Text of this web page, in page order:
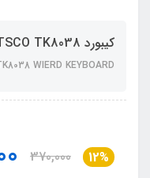
کیبورد TSCO TK8038
WIERD KEYBOARD
12%
370,000